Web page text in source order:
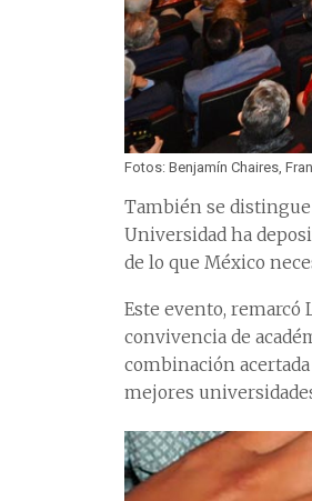
Fotos: Benjamín Chaires,
También se
Universidad ha
de lo que México
Este evento, remarcó
convivencia de
combinación
mejores